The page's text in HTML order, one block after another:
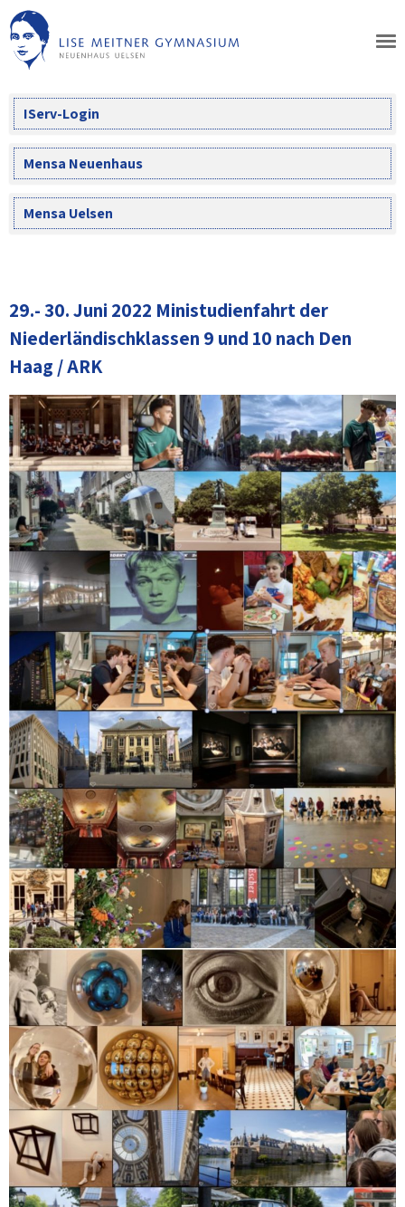
Skip
to
content
IServ-Login
Mensa Neuenhaus
Mensa Uelsen
29.- 30. Juni 2022 Ministudienfahrt der
Niederländischklassen 9 und 10 nach Den
Haag / ARK